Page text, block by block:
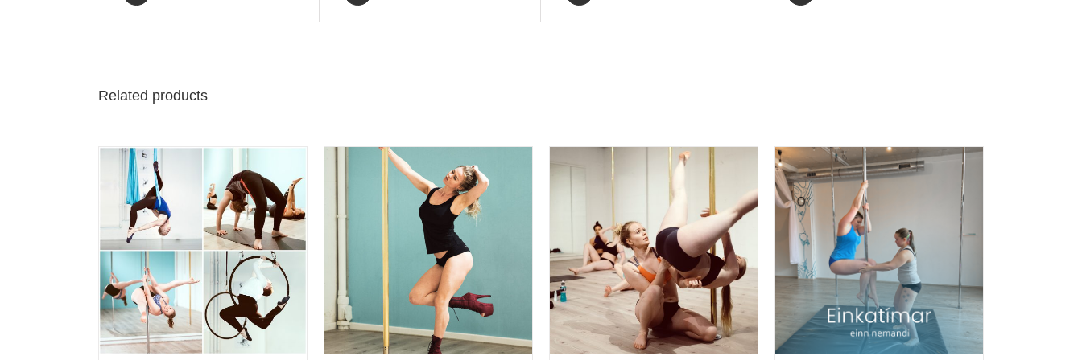
Related products